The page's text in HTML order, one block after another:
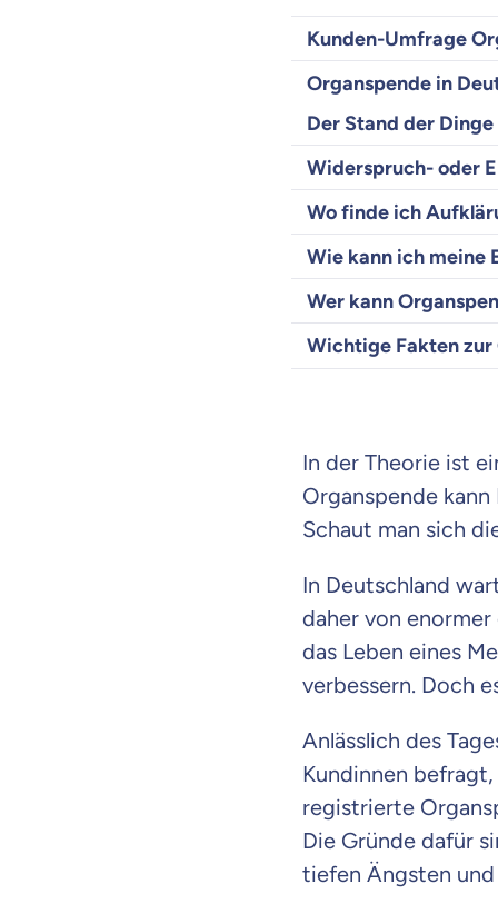
Kunden-Umfrage
Organspende in
Der Stand der Dinge
Widerspruch- oder
Wo finde ich
Wie kann ich meine
Wer kann
Wichtige Fakten zur
In der Theorie ist
Organspende
Schaut man sich
In Deutschland
daher von
das Leben eines
verbessern. Doch
Anlässlich des
Kundinnen
registrierte
Die Gründe dafür
tiefen Ängsten und